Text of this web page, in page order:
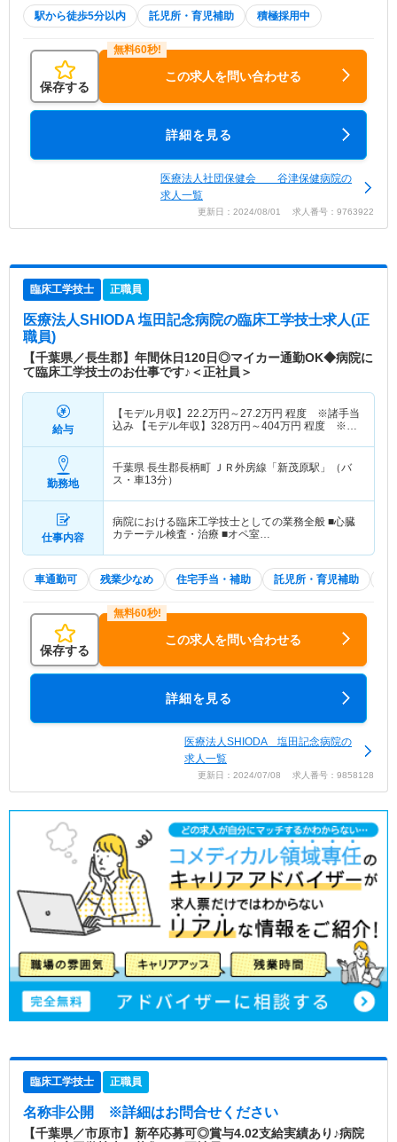
駅から徒歩5分以内 託児所・育児補助 積極採用中
保存する
この求人を問い合わせる
詳細を見る
医療法人社団保健会 谷津保健病院の
求人一覧
更新日：2024/08/01 求人番号：9763922
臨床工学技士 正職員
医療法人SHIODA 塩田記念病院の臨床工学技士求人(正
職員)
【千葉県／長生郡】年間休日120日◎マイカー通勤OK◆病院に
て臨床工学技士のお仕事です♪＜正社員＞
給与
【モデル月収】 22.2万円～27.2万円 程度 ※諸手当
込み 【モデル年収】 328万円～404万円 程度 ※想
勤務地
千葉県 長生郡長柄町 ＪＲ外房線「新茂原駅」（バ
ス・車13分）
仕事内容
病院における臨床工学技士としての業務全般 ■心臓
カテーテル検査・治療 ■オペ室…
車通勤可 残業少なめ 住宅手当・補助 託児所・育児補助
保存する
この求人を問い合わせる
詳細を見る
医療法人SHIODA 塩田記念病院の
求人一覧
更新日：2024/07/08 求人番号：9858128
臨床工学技士 正職員
名称非公開 ※詳細はお問合せください
【千葉県／市原市】新卒応募可◎賞与4.02支給実績あり♪病院